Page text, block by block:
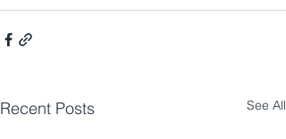
Recent Posts See All